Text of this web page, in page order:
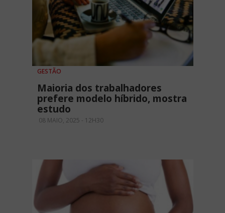
GESTÃO
Maioria dos trabalhadores
prefere modelo híbrido, mostra
estudo
08 MAIO, 2025 - 12H30